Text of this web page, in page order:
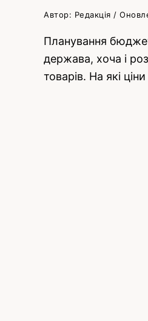
Автор: Редакція /
Планування
держава, хоча і
товарів. На які